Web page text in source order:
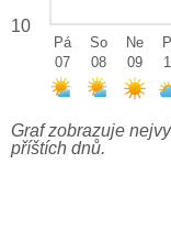
10
Pá
07
So
08
Ne
09
Graf zobrazuje
příštích dnů.